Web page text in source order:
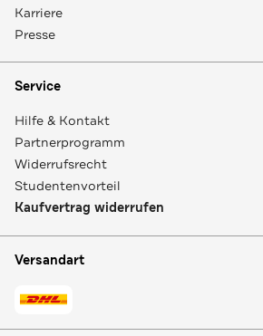
Karriere
Presse
Service
Hilfe & Kontakt
Partnerprogramm
Widerrufsrecht
Studentenvorteil
Kaufvertrag widerrufen
Versandart